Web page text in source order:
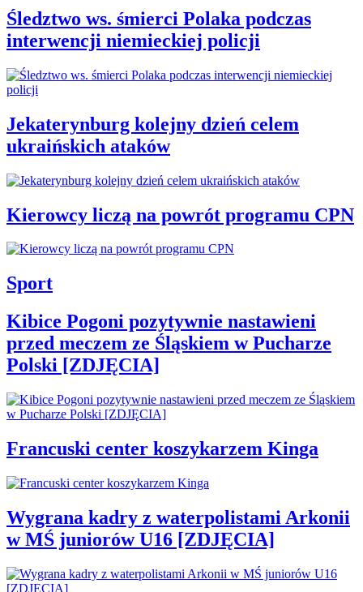
Śledztwo ws. śmierci Polaka podczas
interwencji niemieckiej policji
Jekaterynburg kolejny dzień celem
ukraińskich ataków
Kierowcy liczą na powrót programu CPN
Sport
Kibice Pogoni pozytywnie nastawieni
przed meczem ze Śląskiem w Pucharze
Polski [ZDJĘCIA]
Francuski center koszykarzem Kinga
Wygrana kadry z waterpolistami Arkonii
w MŚ juniorów U16 [ZDJĘCIA]